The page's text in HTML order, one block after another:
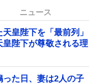
ニュース
皇陛下を「最前列」
陛下が尊敬される理
った日、妻は2人の子